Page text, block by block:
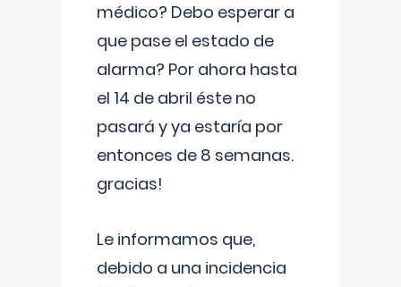
médico? Debo esperar a
que pase el estado de
alarma? Por ahora hasta
el 14 de abril éste no
pasará y ya estaría por
entonces de 8 semanas.
gracias!
Le informamos que,
debido a una incidencia